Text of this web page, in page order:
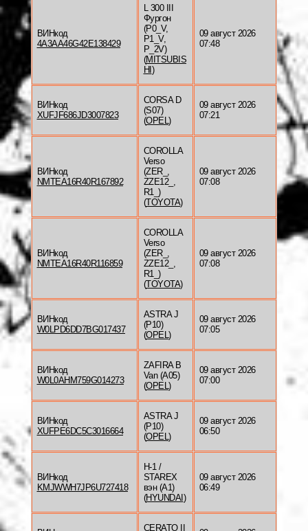
ВИНкод
4A3AA46G42E138429
L 300 III
Фургон
(P0_V,
P1_V,
P_2V)
(MITSUBIS
HI )
09 август 2026
07:48
ВИНкод
XUFJF686JD3007823
CORSA D
(S07)
(OPEL)
09 август 2026
07:21
ВИНкод
NMTEA16R40R167892
COROLLA
Verso
(ZER_,
ZZE12_,
R1_)
(TOYOTA)
09 август 2026
07:08
ВИНкод
NMTEA16R40R116859
COROLLA
Verso
(ZER_,
ZZE12_,
R1_)
(TOYOTA)
09 август 2026
07:08
ВИНкод
W0LPD6DD7BG017437
ASTRA J
(P10)
(OPEL)
09 август 2026
07:05
ВИНкод
W0L0AHM759G014273
ZAFIRA B
Van (A05)
(OPEL)
09 август 2026
07:00
ВИНкод
XUFPE6DC5C3016664
ASTRA J
(P10)
(OPEL)
09 август 2026
06:50
ВИНкод
KMJWWH7JP6U727418
H-1 /
STAREX
вэн (A1)
(HYUNDAI )
09 август 2026
06:49
CERATO II